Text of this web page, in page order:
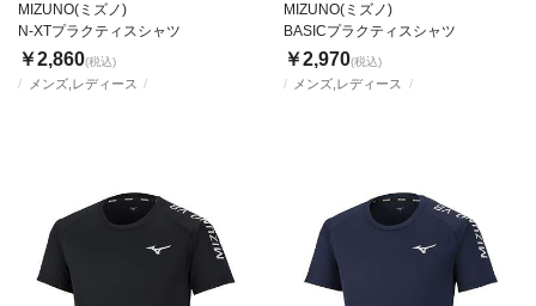
メンズ,レディース
MIZUNO(ミズノ)
N-XTプラクティスシャツ
￥2,860(税込)
メンズ,レディース
MIZUNO(ミズノ)
BASICプラクティスシャツ
￥2,970(税込)